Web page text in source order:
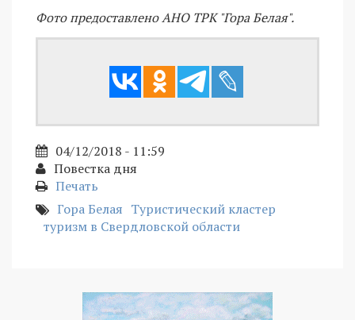
Фото предоставлено АНО ТРК "Гора Белая".
04/12/2018 - 11:59
Повестка дня
Печать
Гора Белая Туристический кластер
туризм в Свердловской области